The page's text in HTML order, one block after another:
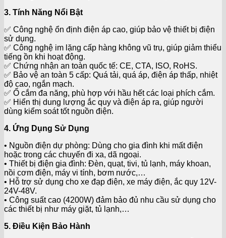
3. Tính Năng Nổi Bật
✅ Công nghệ ổn định điện áp cao, giúp bảo vệ thiết bị điện
sử dụng.
✅ Công nghệ im lặng cấp hàng không vũ trụ, giúp giảm thiểu
tiếng ồn khi hoạt động.
✅ Chứng nhận an toàn quốc tế: CE, CTA, ISO, RoHS.
✅ Bảo vệ an toàn 5 cấp: Quá tải, quá áp, điện áp thấp, nhiệt
độ cao, ngắn mạch.
✅ Ổ cắm đa năng, phù hợp với hầu hết các loại phích cắm.
✅ Hiển thị dung lượng ắc quy và điện áp ra, giúp người
dùng kiểm soát tốt nguồn điện.
4. Ứng Dụng Sử Dụng
• Nguồn điện dự phòng: Dùng cho gia đình khi mất điện
hoặc trong các chuyến đi xa, dã ngoại.
• Thiết bị điện gia đình: Đèn, quạt, tivi, tủ lạnh, máy khoan,
nồi cơm điện, máy vi tính, bơm nước,…
• Hỗ trợ sử dụng cho xe đạp điện, xe máy điện, ắc quy 12V-
24V-48V.
• Công suất cao (4200W) đảm bảo đủ nhu cầu sử dụng cho
các thiết bị như máy giặt, tủ lạnh,…
5. Điều Kiện Bảo Hành